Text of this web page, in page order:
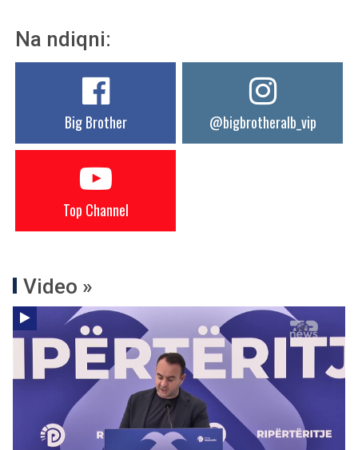
Na ndiqni:
Big Brother @bigbrotheralb_vip
Top Channel
Video »